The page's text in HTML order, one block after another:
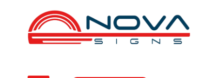
navigation